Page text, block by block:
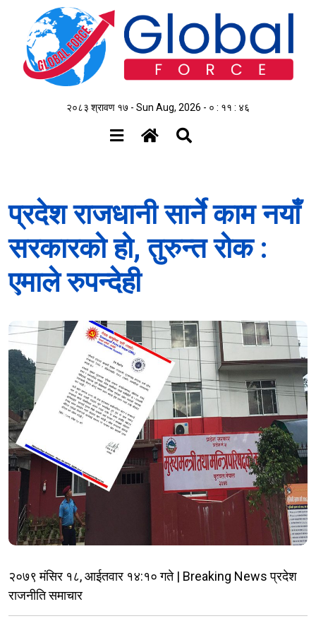
२०८३ श्रावण १७ - Sun Aug, 2026 - ० : ११ : ४६
प्रदेश राजधानी सार्ने काम नयाँ
सरकारको हो, तुरुन्त रोक :
एमाले रुपन्देही
२०७९ मंसिर १८, आईतवार १४:१० गते | Breaking News प्रदेश
राजनीति समाचार